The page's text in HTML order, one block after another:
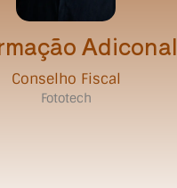
Adiconal
Conselho Fiscal
Fototech